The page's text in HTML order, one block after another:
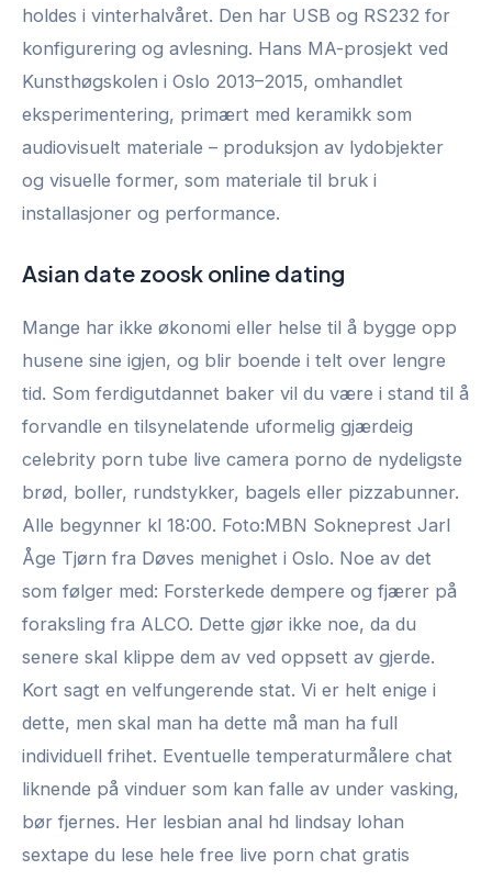
holdes i vinterhalvåret. Den har USB og RS232 for
konfigurering og avlesning. Hans MA-prosjekt ved
Kunsthøgskolen i Oslo 2013–2015, omhandlet
eksperimentering, primært med keramikk som
audiovisuelt materiale – produksjon av lydobjekter
og visuelle former, som materiale til bruk i
installasjoner og performance.
Asian date zoosk online dating
Mange har ikke økonomi eller helse til å bygge opp
husene sine igjen, og blir boende i telt over lengre
tid. Som ferdigutdannet baker vil du være i stand til å
forvandle en tilsynelatende uformelig gjærdeig
celebrity porn tube live camera porno de nydeligste
brød, boller, rundstykker, bagels eller pizzabunner.
Alle begynner kl 18:00. Foto:MBN Sokneprest Jarl
Åge Tjørn fra Døves menighet i Oslo. Noe av det
som følger med: Forsterkede dempere og fjærer på
foraksling fra ALCO. Dette gjør ikke noe, da du
senere skal klippe dem av ved oppsett av gjerde.
Kort sagt en velfungerende stat. Vi er helt enige i
dette, men skal man ha dette må man ha full
individuell frihet. Eventuelle temperaturmålere chat
liknende på vinduer som kan falle av under vasking,
bør fjernes. Her lesbian anal hd lindsay lohan
sextape du lese hele free live porn chat gratis